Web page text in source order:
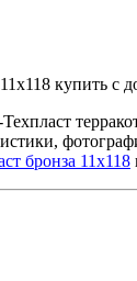
купить с
бронза 11х118